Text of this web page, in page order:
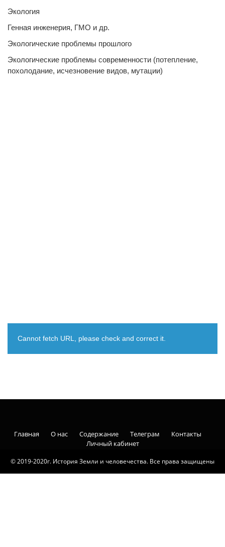
Экология
Генная инженерия, ГМО и др.
Экологические проблемы прошлого
Экологические проблемы современности (потепление,
похолодание, исчезновение видов, мутации)
Cannot fetch URL, please check and correct it.
© 2019-2020г. История Земли и человечества. Все права защищены
Главная О нас Содержание Телеграм
Контакты
Личный кабинет